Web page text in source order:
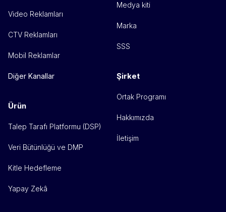
Video Reklamları
CTV Reklamları
Mobil Reklamlar
Diğer Kanallar
Ürün
Talep Tarafı Platformu (DSP)
Veri Bütünlüğü ve DMP
Kitle Hedefleme
Yapay Zekâ
Medya kiti
Marka
SSS
Şirket
Ortak Programı
Hakkımızda
İletişim